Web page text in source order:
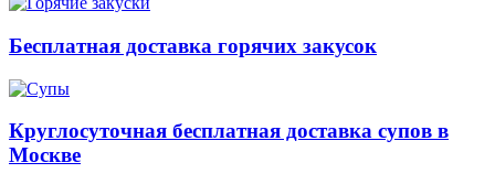
Бесплатная доставка горячих закусок
Круглосуточная бесплатная доставка супов в
Москве